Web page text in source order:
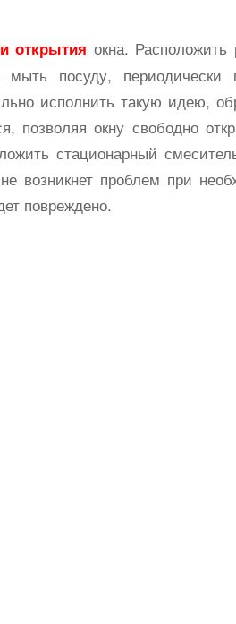
открытия окна.
мыть посуду,
исполнить такую идею,
позволяя окну свободно
стационарный
возникнет проблем при
повреждено.